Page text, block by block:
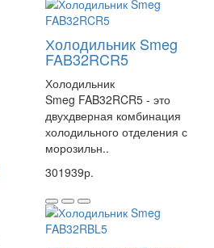
Холодильник Smeg
FAB32RCR5
Холодильник
Smeg FAB32RCR5 - это
двухдверная комбинация
холодильного отделения с
морозильн..
301939р.